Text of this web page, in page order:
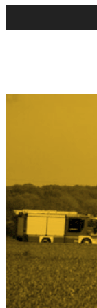
Inhalt